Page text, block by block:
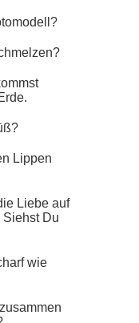
Lippen
Liebe auf
Du
wie